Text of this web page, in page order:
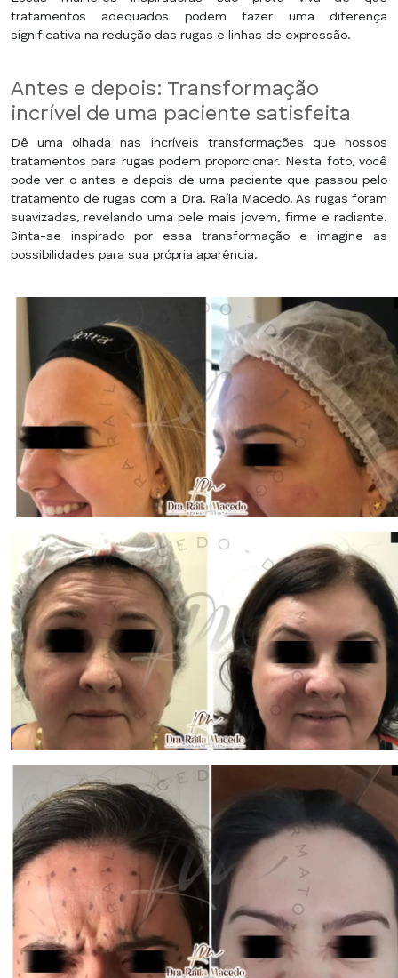
tratamentos adequados podem fazer uma diferença
significativa na redução das rugas e linhas de expressão.
Antes e depois: Transformação
incrível de uma paciente satisfeita
Dê uma olhada nas incríveis transformações que nossos
tratamentos para rugas podem proporcionar. Nesta foto, você
pode ver o antes e depois de uma paciente que passou pelo
tratamento de rugas com a Dra. Raíla Macedo. As rugas foram
suavizadas, revelando uma pele mais jovem, firme e radiante.
Sinta-se inspirado por essa transformação e imagine as
possibilidades para sua própria aparência.